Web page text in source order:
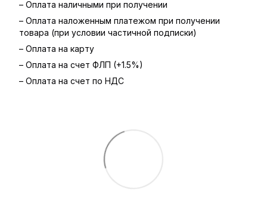
– Оплата наличными при получении
– Оплата наложенным платежом при получении
товара (при условии частичной подписки)
– Оплата на карту
– Оплата на счет ФЛП (+1.5%)
– Оплата на счет по НДС